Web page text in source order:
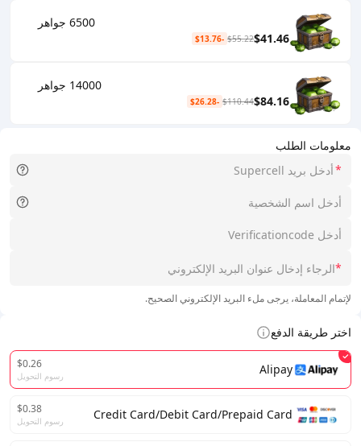
معلومات الطلب
*
*
لإتمام المعاملة، يرجى ملء البريد الإلكتروني الصحيح.
اختر طريقة الدفع
Alipay
$0.26
رسوم التحويل
Credit Card/Debit Card/Prepaid Card
$0.38
رسوم التحويل
6500 جواهر
$41.46
$55.22
-$13.76
14000 جواهر
$84.16
$110.44
-$26.28